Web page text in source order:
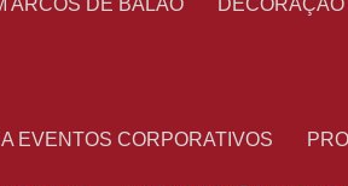
ARCOS DE BALÃO
EVENTOS CORPORATIVOS